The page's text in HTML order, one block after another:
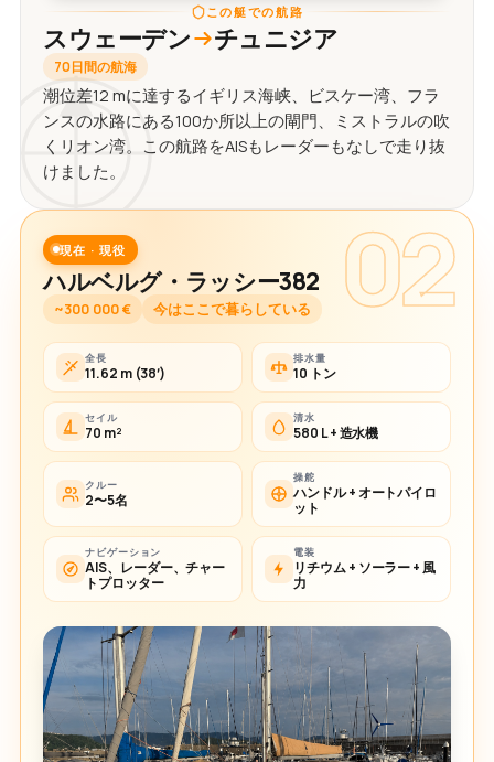
この艇での航路
スウェーデン チュニジア
70日間の航海
潮位差12 mに達するイギリス海峡、ビスケー湾、フラ
ンスの水路にある100か所以上の閘門、ミストラルの吹
くリオン湾。この航路をAISもレーダーもなしで走り抜
けました。
02
現在 · 現役
ハルベルグ・ラッシー382
~300 000 € 今はここで暮らしている
全長
11.62 m (38′)
排水量
10 トン
セイル
70 m²
清水
580 L + 造水機
クルー
2〜5名
操舵
ハンドル + オートパイロ
ット
ナビゲーション
AIS、レーダー、チャー
トプロッター
電装
リチウム + ソーラー + 風
力